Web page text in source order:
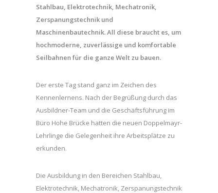
Stahlbau, Elektrotechnik, Mechatronik,
Zerspanungstechnik und
Maschinenbautechnik. All diese braucht es, um
hochmoderne, zuverlässige und komfortable
Seilbahnen für die ganze Welt zu bauen.
Der erste Tag stand ganz im Zeichen des
Kennenlernens. Nach der Begrüßung durch das
Ausbildner-Team und die Geschäftsführung im
Büro Hohe Brücke hatten die neuen Doppelmayr-
Lehrlinge die Gelegenheit ihre Arbeitsplätze zu
erkunden.
Die Ausbildung in den Bereichen Stahlbau,
Elektrotechnik, Mechatronik, Zerspanungstechnik